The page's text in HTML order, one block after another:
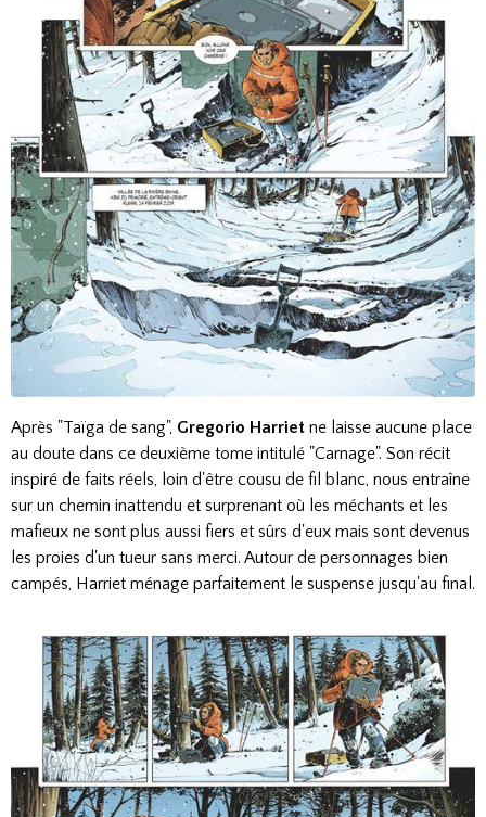
Après "Taïga de sang", Gregorio Harriet ne laisse aucune place
au doute dans ce deuxième tome intitulé "Carnage". Son récit
inspiré de faits réels, loin d'être cousu de fil blanc, nous entraîne
sur un chemin inattendu et surprenant où les méchants et les
mafieux ne sont plus aussi fiers et sûrs d'eux mais sont devenus
les proies d'un tueur sans merci. Autour de personnages bien
campés, Harriet ménage parfaitement le suspense jusqu'au final.